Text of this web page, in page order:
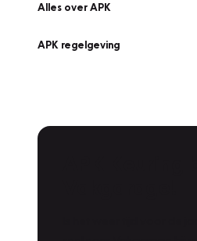
Alles over APK
APK regelgeving